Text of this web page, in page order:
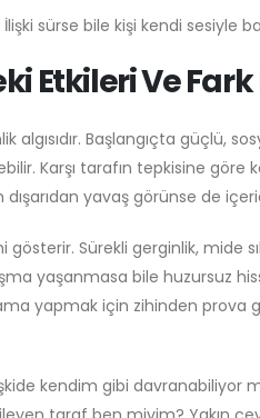
sürse bile kişi kendi sesiyle
Etkileri Ve
algısıdır. Başlangıçta güçlü,
Karşı tarafın tepkisine göre
yavaş görünse de
Sürekli gerginlik, mide
yaşanmasa bile huzursuz
yapmak için zihinden prova
kendim gibi davranabiliyor